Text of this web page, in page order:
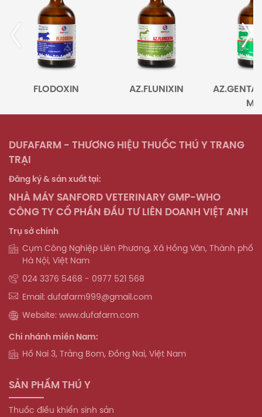
FLODOXIN AZ.FLUNIXIN
DUFAFARM - THƯƠNG HIỆU THUỐC THÚ Y TRANG
TRẠI
Đăng ký & sản xuất tại:
NHÀ MÁY SANFORD VETERINARY GMP-WHO
CÔNG TY CỔ PHẦN ĐẦU TƯ LIÊN DOANH VIỆT ANH
Trụ sở chính
Cụm Công Nghiệp Liên Phương, Xã Hồng Vân, Thành phố
Hà Nội, Việt Nam
024 3376 5468 - 0977 521 568
Email: dufafarm999@gmail.com
Website: www.dufafarm.com
Chi nhánh miền Nam:
Hố Nai 3, Trảng Bom, Đồng Nai, Việt Nam
SẢN PHẨM THÚ Y
Thuốc điều khiển sinh sản